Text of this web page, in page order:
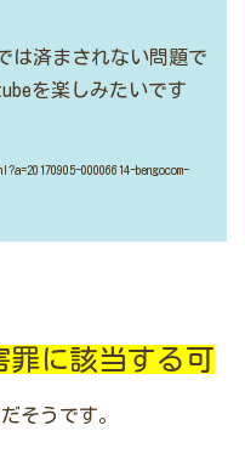
は済まされない問題で
を楽しみたいです
00006614-bengocom-
罪に該当する可
そうです。